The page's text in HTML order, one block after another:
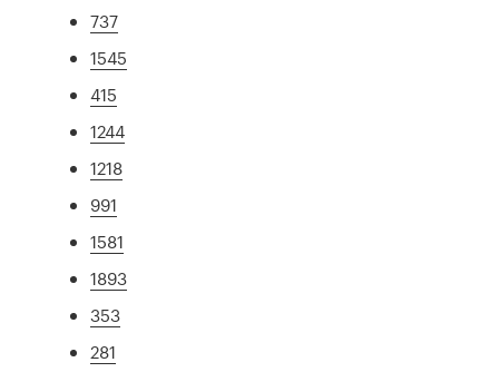
737
1545
415
1244
1218
991
1581
1893
353
281